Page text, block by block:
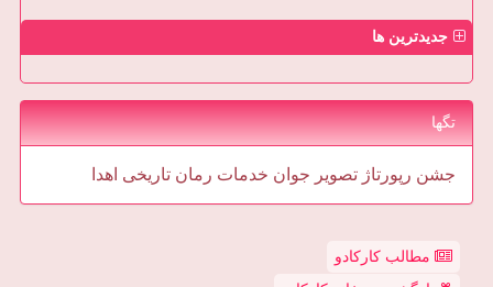
جدیدترین ها
تگها
جشن رپورتاژ تصویر جوان خدمات رمان تاریخی اهدا
مطالب کارکادو